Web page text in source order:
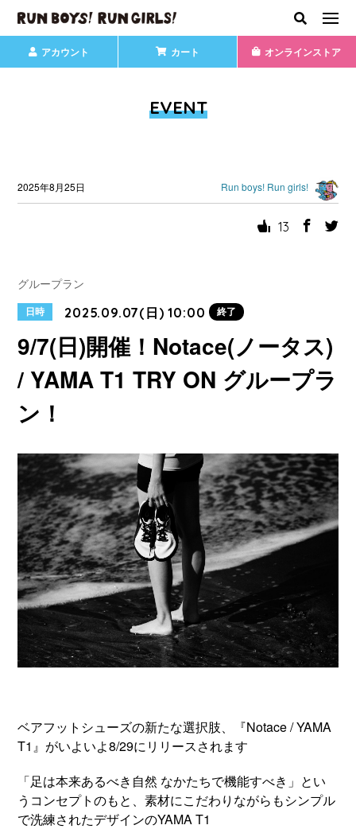
アカウント カート オンラインストア
EVENT
2025年8月25日 Run boys! Run girls!
13
グループラン
日時 2025.09.07(日) 10:00 終了
9/7(日)開催！Notace(ノータス)
/ YAMA T1 TRY ON グループラ
ン！
ベアフットシューズの新たな選択肢、『Notace / YAMA
T1』がいよいよ8/29にリリースされます
「足は本来あるべき自然 なかたちで機能すべき」とい
うコンセプトのもと、素材にこだわりながらもシンプル
で洗練されたデザインのYAMA T1